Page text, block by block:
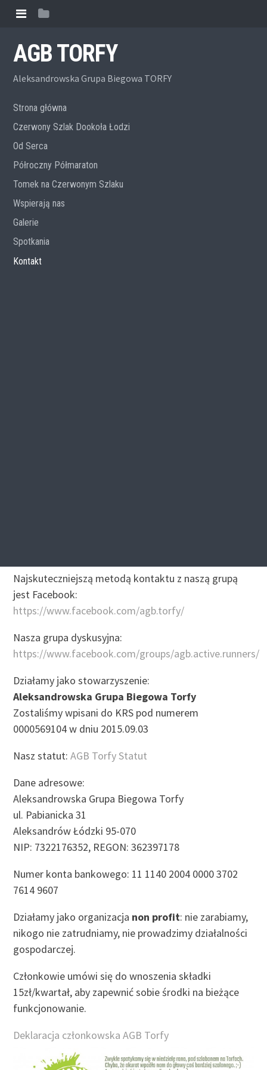
AGB TORFY
Aleksandrowska Grupa Biegowa TORFY
Strona główna
Czerwony Szlak Dookoła Łodzi
Od Serca
Półroczny Półmaraton
Tomek na Czerwonym Szlaku
Wspierają nas
Galerie
Spotkania
Kontakt
Najskuteczniejszą metodą kontaktu z naszą grupą
jest Facebook:
https://www.facebook.com/agb.torfy/
Nasza grupa dyskusyjna:
https://www.facebook.com/groups/agb.active.runners/
Działamy jako stowarzyszenie:
Aleksandrowska Grupa Biegowa Torfy
Zostaliśmy wpisani do KRS pod numerem
0000569104 w dniu 2015.09.03
Nasz statut:AGB Torfy Statut
Dane adresowe:
Aleksandrowska Grupa Biegowa Torfy
ul. Pabianicka 31
Aleksandrów Łódzki 95-070
NIP: 7322176352, REGON: 362397178
Numer konta bankowego: 11 1140 2004 0000 3702
7614 9607
Działamy jako organizacja non profit: nie zarabiamy,
nikogo nie zatrudniamy, nie prowadzimy działalności
gospodarczej.
Członkowie umówi się do wnoszenia składki
15zł/kwartał, aby zapewnić sobie środki na bieżące
funkcjonowanie.
Deklaracja członkowska AGB Torfy